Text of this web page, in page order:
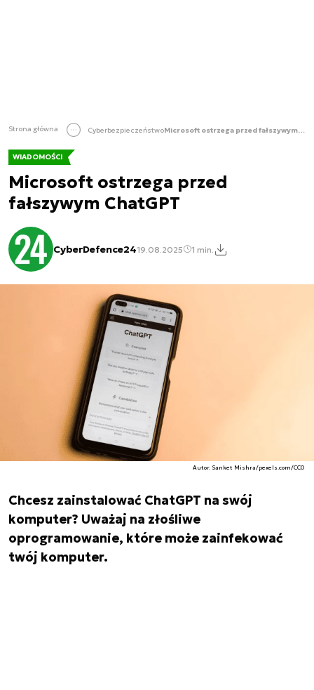
Strona główna Cyberbezpieczeństwo Microsoft ostrzega przed fałszywym ChatGPT
WIADOMOŚCI
Microsoft ostrzega przed
fałszywym ChatGPT
CyberDefence2419.08.2025 1 min.
Autor. Sanket Mishra/pexels.com/CC0
Chcesz zainstalować ChatGPT na swój
komputer? Uważaj na złośliwe
oprogramowanie, które może zainfekować
twój komputer.